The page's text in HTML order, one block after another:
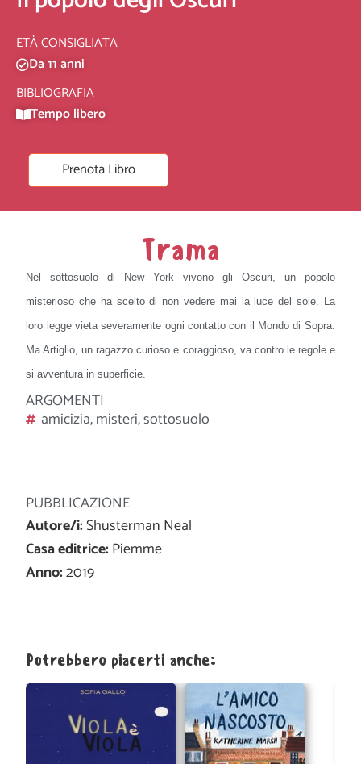
ETÀ CONSIGLIATA
Da 11 anni
BIBLIOGRAFIA
Tempo libero
Prenota Libro
PUBBLICAZIONE
Autore/i:Shusterman Neal
Casa editrice:Piemme
Anno:2019
Trama
Nel sottosuolo di New York vivono gli Oscuri, un popolo
misterioso che ha scelto di non vedere mai la luce del sole. La
loro legge vieta severamente ogni contatto con il Mondo di Sopra.
Ma Artiglio, un ragazzo curioso e coraggioso, va contro le regole e
si avventura in superficie.
ARGOMENTI
amicizia,misteri,sottosuolo
Potrebbero piacerti anche: